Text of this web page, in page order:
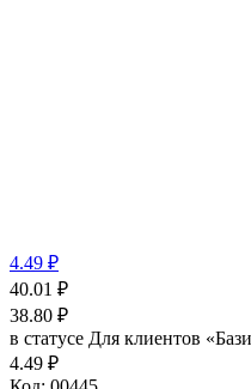
4.49 ₽
40.01 ₽
38.80 ₽
в статусе Для клиентов
4.49 ₽